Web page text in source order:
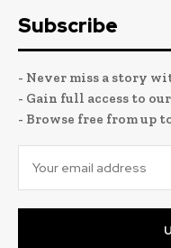
Subscribe
- Never miss a story
- Gain full access to
- Browse free from up